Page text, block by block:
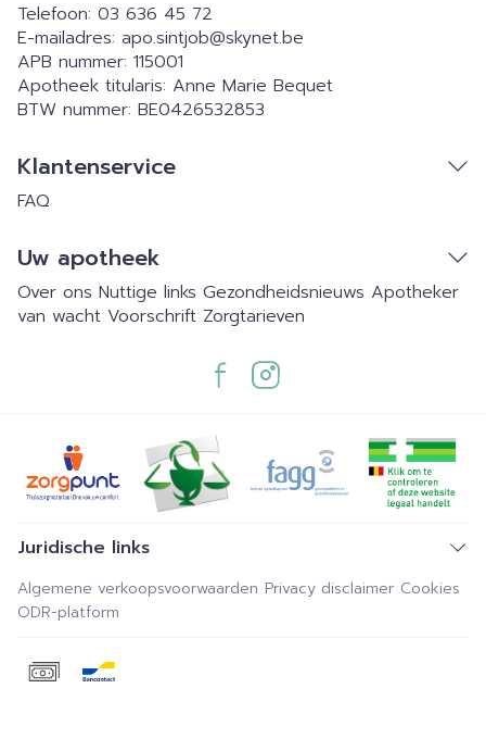
Telefoon: 03 636 45 72
E-mailadres: apo.sintjob@skynet.be
APB nummer: 115001
Apotheek titularis: Anne Marie Bequet
BTW nummer: BE0426532853
Klantenservice
FAQ
Uw apotheek
Over ons Nuttige links Gezondheidsnieuws Apotheker
van wacht Voorschrift Zorgtarieven
Juridische links
Algemene verkoopsvoorwaarden Privacy disclaimer Cookies
ODR-platform